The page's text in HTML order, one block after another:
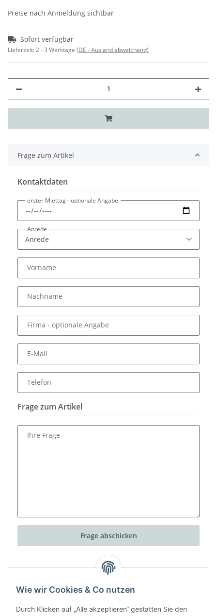
Preise nach Anmeldung sichtbar
Sofort verfügbar
Lieferzeit:2 - 3 Werktage (DE - Ausland abweichend)
Frage zum Artikel
Kontaktdaten
erster Miettag- optionale Angabe
Anrede
Vorname
Nachname
Firma - optionale Angabe
E-Mail
Telefon
Frage zum Artikel
Ihre Frage
Frage abschicken
Wie wir Cookies & Co nutzen
Durch Klicken auf „Alle akzeptieren“ gestatten Sie den